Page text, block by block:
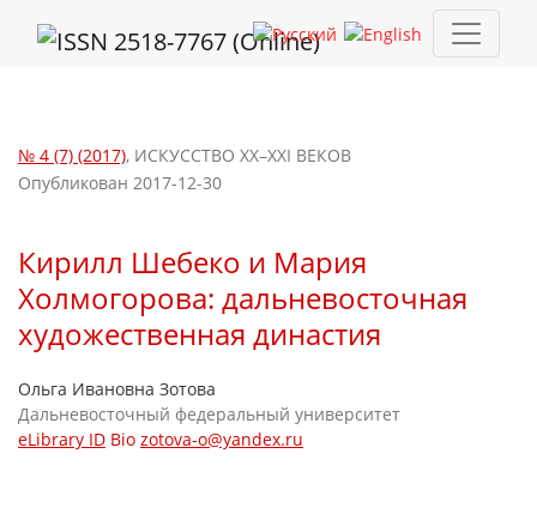
Кирилл Шебеко и Мария Холмогорова: дальневосточная
№ 4 (7) (2017), ИСКУССТВО XX–XXI ВЕКОВ
Кирилл Шебеко и Мария
Холмогорова: дальневосточная
художественная династия
Опубликован 2017-12-30
Ольга Ивановна Зотова
Дальневосточный федеральный университет
eLibrary ID Bio zotova-o@yandex.ru